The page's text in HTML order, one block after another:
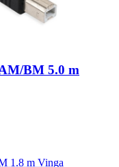
BM 5.0 m